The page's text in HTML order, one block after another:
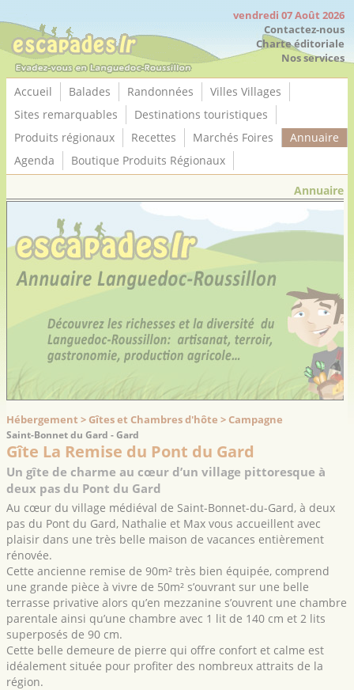
vendredi 07 Août 2026
Contactez-nous
Charte éditoriale
Nos services
Accueil Balades Randonnées
Villes Villages
Sites remarquables
Destinations touristiques
Produits régionaux
Recettes Marchés Foires
Annuaire
Agenda
Boutique Produits Régionaux
Annuaire
Hébergement > Gîtes et Chambres d'hôte > Campagne
Saint-Bonnet du Gard - Gard
Gîte La Remise du Pont du Gard
Un gîte de charme au cœur d’un village pittoresque à
deux pas du Pont du Gard
Au cœur du village médiéval de Saint-Bonnet-du-Gard, à deux
pas du Pont du Gard, Nathalie et Max vous accueillent avec
plaisir dans une très belle maison de vacances entièrement
rénovée.
Cette ancienne remise de 90m² très bien équipée, comprend
une grande pièce à vivre de 50m² s’ouvrant sur une belle
terrasse privative alors qu’en mezzanine s’ouvrent une chambre
parentale ainsi qu’une chambre avec 1 lit de 140 cm et 2 lits
superposés de 90 cm.
Cette belle demeure de pierre qui offre confort et calme est
idéalement située pour profiter des nombreux attraits de la
région.